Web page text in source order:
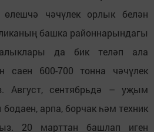
чәчүлек орлык белән
башка районнарындагы
да бик теләп ала
саен 600-700 тонна чәчүлек
Август, сентябрьдә – уҗым
бодаен, арпа, борчак һәм техник
20 марттан башлап иген